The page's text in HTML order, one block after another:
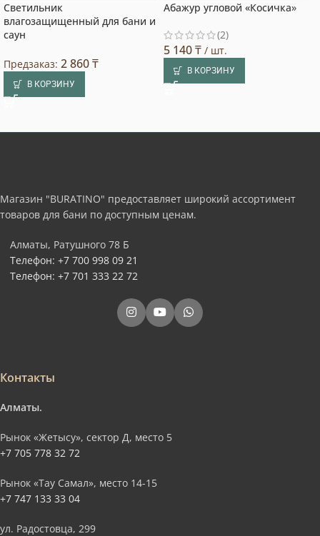
Светильник
влагозащищенный для бани и
саун
Предзаказ: 2 860₸
В КОРЗИНУ
Абажур угловой «Косичка»
(2)
5 140₸ / шт.
В КОРЗИНУ
Магазин "BURATINO" предоставляет широкий ассортимент
товаров для бани по доступным ценам.
Алматы, Ратушного 78 Б
Телефон: +7 700 998 09 21
Телефон: +7 701 333 22 72
Контакты
Алматы.
Рынок «Жетысу», сектор Д, место 5
+7 705 778 32 72
Рынок «Тау Самал», место 14-15
+7 747 133 33 04
ул. Радостовца, 299